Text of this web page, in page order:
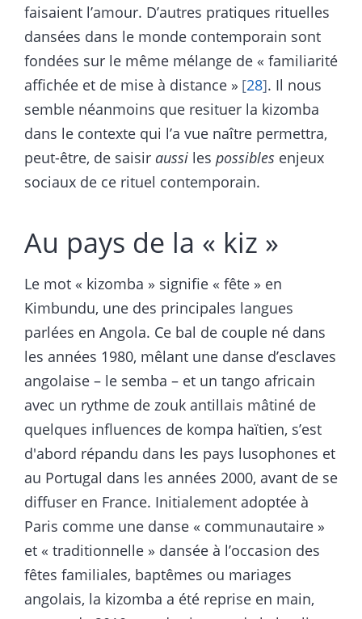
faisaient l’amour. D’autres pratiques rituelles
dansées dans le monde contemporain sont
fondées sur le même mélange de « familiarité
affichée et de mise à distance » 28 . Il nous
semble néanmoins que resituer la kizomba
dans le contexte qui l’a vue naître permettra,
peut-être, de saisir aussi les possibles enjeux
sociaux de ce rituel contemporain.
Au pays de la « kiz »
Le mot « kizomba » signifie « fête » en
Kimbundu, une des principales langues
parlées en Angola. Ce bal de couple né dans
les années 1980, mêlant une danse d’esclaves
angolaise – le semba – et un tango africain
avec un rythme de zouk antillais mâtiné de
quelques influences de kompa haïtien, s’est
d'abord répandu dans les pays lusophones et
au Portugal dans les années 2000, avant de se
diffuser en France. Initialement adoptée à
Paris comme une danse « communautaire »
et « traditionnelle » dansée à l’occasion des
fêtes familiales, baptêmes ou mariages
angolais, la kizomba a été reprise en main,